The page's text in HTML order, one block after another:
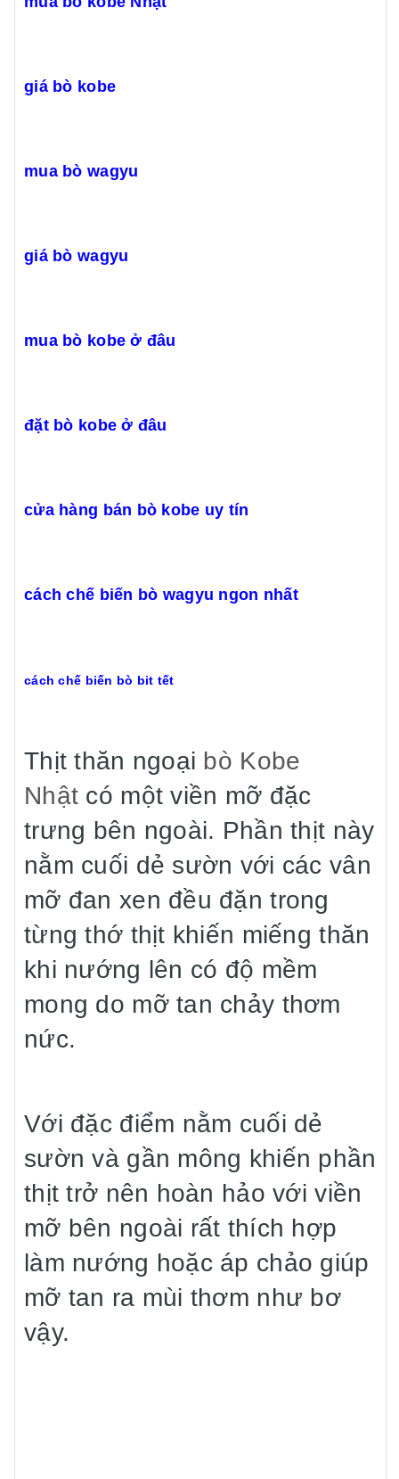
giá bò kobe
mua bò wagyu
giá bò wagyu
mua bò kobe ở đâu
đặt bò kobe ở đâu
cửa hàng bán bò kobe uy tín
cách chế biến bò wagyu ngon nhất
cách chế biến bò bit tết
Thịt thăn ngoại bò Kobe
Nhật có một viền mỡ đặc
trưng bên ngoài. Phần thịt này
nằm cuối dẻ sườn với các vân
mỡ đan xen đều đặn trong
từng thớ thịt khiến miếng thăn
khi nướng lên có độ mềm
mong do mỡ tan chảy thơm
nức.
Với đặc điểm nằm cuối dẻ
sườn và gần mông khiến phần
thịt trở nên hoàn hảo với viền
mỡ bên ngoài rất thích hợp
làm nướng hoặc áp chảo giúp
mỡ tan ra mùi thơm như bơ
vậy.